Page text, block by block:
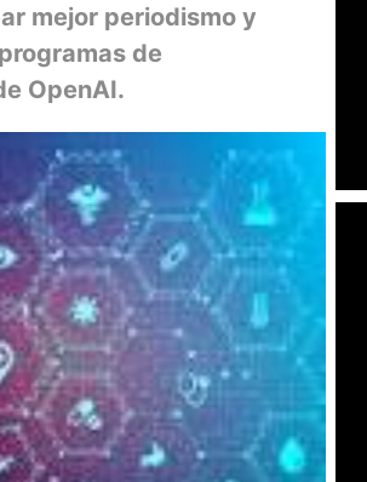
mejor periodismo y
de
OpenAI.